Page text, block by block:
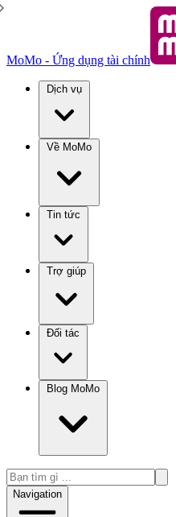
MoMo - Ứng dụng tài chính
Dịch vụ
Về MoMo
Tin tức
Trợ giúp
Đối tác
Blog MoMo
Navigation